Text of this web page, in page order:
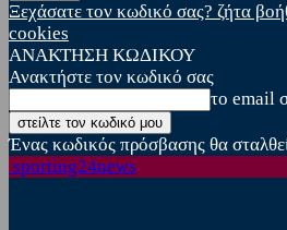
Ξεχάσατε τον κωδικό σας? ζήτα
cookies
ΑΝΑΚΤΗΣΗ ΚΩΔΙΚΟΥ
Ανακτήστε τον κωδικό σας
το email
Ένας κωδικός πρόσβασης θα
sporting24news